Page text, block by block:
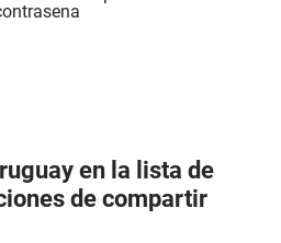
en la lista de
de compartir